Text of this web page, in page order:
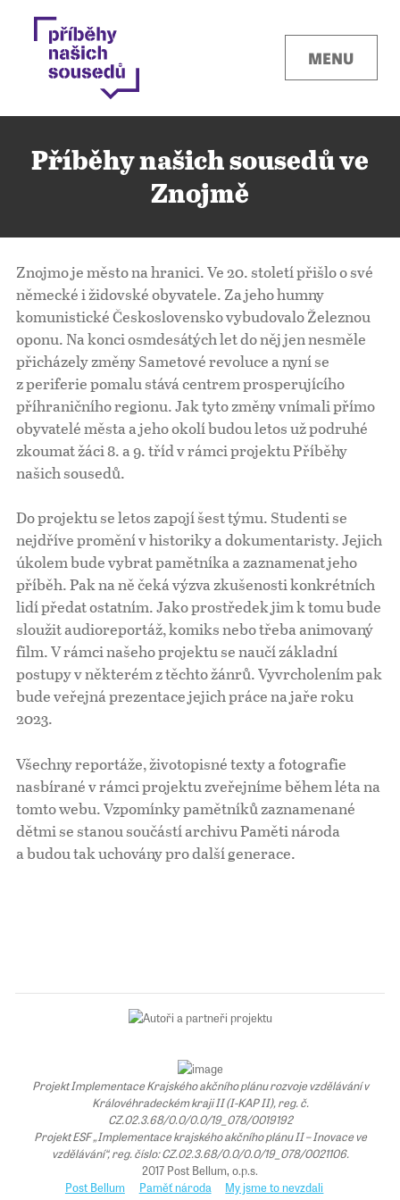
MENU
Kontakty
Místa
O projektu
Pro města
Pro školy
Příběhy našich sousedů ve
Znojmě
Znojmo je město na hranici. Ve 20. století přišlo o své
německé i židovské obyvatele. Za jeho humny
komunistické Československo vybudovalo Železnou
oponu. Na konci osmdesátých let do něj jen nesměle
přicházely změny Sametové revoluce a nyní se
z periferie pomalu stává centrem prosperujícího
příhraničního regionu. Jak tyto změny vnímali přímo
obyvatelé města a jeho okolí budou letos už podruhé
zkoumat žáci 8. a 9. tříd v rámci projektu Příběhy
našich sousedů.
Do projektu se letos zapojí šest týmu. Studenti se
nejdříve promění v historiky a dokumentaristy. Jejich
úkolem bude vybrat pamětníka a zaznamenat jeho
příběh. Pak na ně čeká výzva zkušenosti konkrétních
lidí předat ostatním. Jako prostředek jim k tomu bude
sloužit audioreportáž, komiks nebo třeba animovaný
film. V rámci našeho projektu se naučí základní
postupy v některém z těchto žánrů. Vyvrcholením pak
bude veřejná prezentace jejich práce na jaře roku
2023.
Všechny reportáže, životopisné texty a fotografie
nasbírané v rámci projektu zveřejníme během léta na
tomto webu. Vzpomínky pamětníků zaznamenané
dětmi se stanou součástí archivu Paměti národa
a budou tak uchovány pro další generace.
Projekt Implementace Krajského akčního plánu rozvoje vzdělávání v
Královéhradeckém kraji II (I-KAP II), reg. č.
CZ.02.3.68/0.0/0.0/19_078/0019192
Projekt ESF „Implementace krajského akčního plánu II – Inovace ve
vzdělávání“, reg. číslo: CZ.02.3.68/0.0/0.0/19_078/0021106.
2017 Post Bellum, o.p.s.
Post Bellum
Paměť národa
My jsme to nevzdali